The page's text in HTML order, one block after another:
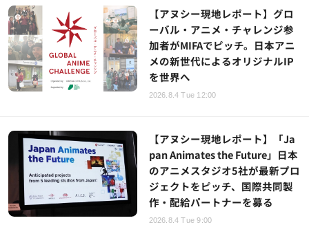
【アヌシー現地レポート】グロ
ーバル・アニメ・チャレンジ参
加者がMIFAでピッチ。日本アニ
メの新世代によるオリジナルIP
を世界へ
2026.8.4 Tue 12:00
【アヌシー現地レポート】「Ja
pan Animates the Future」日本
のアニメスタジオ5社が最新プロ
ジェクトをピッチ、国際共同製
作・配給パートナーを募る
2026.8.4 Tue 9:00